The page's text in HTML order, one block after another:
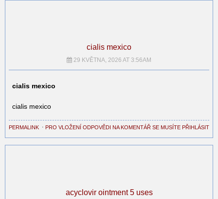
cialis mexico
29 KVĚTNA, 2026 AT 3:56AM
cialis mexico
cialis mexico
PERMALINK ⋅ PRO VLOŽENÍ ODPOVĚDI NA KOMENTÁŘ SE MUSÍTE PŘIHLÁSIT
acyclovir ointment 5 uses